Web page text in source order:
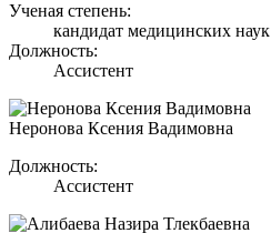
Ученая степень:
кандидат медицинских наук
Должность:
Ассистент
Неронова Ксения Вадимовна
Должность:
Ассистент